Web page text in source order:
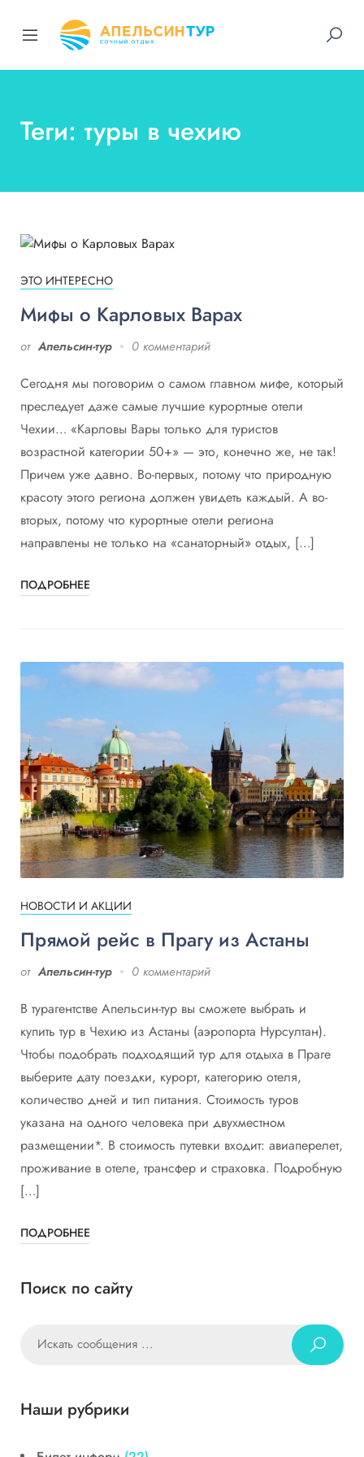
Теги: туры в чехию
ЭТО ИНТЕРЕСНО
Мифы о Карловых Варах
от Апельсин-тур 0 комментарий
Сегодня мы поговорим о самом главном мифе, который
преследует даже самые лучшие курортные отели
Чехии… «Карловы Вары только для туристов
возрастной категории 50+» — это, конечно же, не так!
Причем уже давно. Во-первых, потому что природную
красоту этого региона должен увидеть каждый. А во-
вторых, потому что курортные отели региона
направлены не только на «санаторный» отдых, […]
ПОДРОБНЕЕ
НОВОСТИ И АКЦИИ
Прямой рейс в Прагу из Астаны
от Апельсин-тур 0 комментарий
В турагентстве Апельсин-тур вы сможете выбрать и
купить тур в Чехию из Астаны (аэропорта Нурсултан).
Чтобы подобрать подходящий тур для отдыха в Праге
выберите дату поездки, курорт, категорию отеля,
количество дней и тип питания. Стоимость туров
указана на одного человека при двухместном
размещении*. В стоимость путевки входит: авиаперелет,
проживание в отеле, трансфер и страховка. Подробную
[…]
ПОДРОБНЕЕ
Поиск по сайту
Наши рубрики